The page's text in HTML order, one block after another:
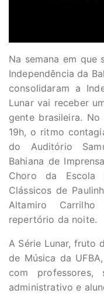
Na semana em que
Independência da
consolidaram a
Lunar vai receber
gente brasileira.
19h, o ritmo
do Auditório
Bahiana de
Choro da Escola
Clássicos de
Altamiro
repertório da noite.
A Série Lunar, fruto
de Música da
com
administrativo e